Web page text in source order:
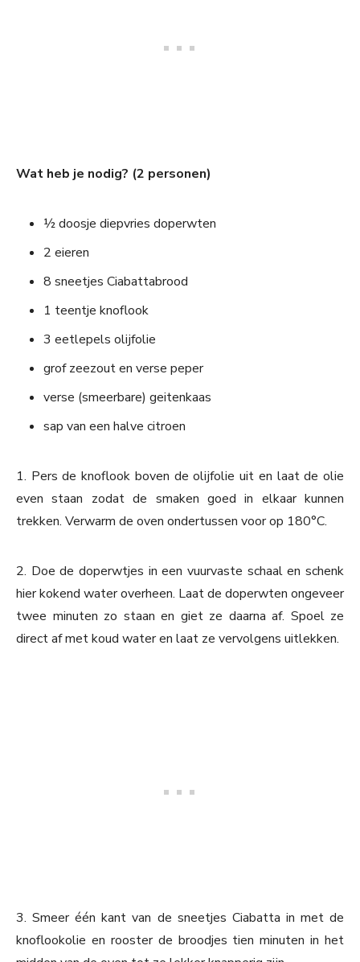
Wat heb je nodig? (2 personen)
½ doosje diepvries doperwten
2 eieren
8 sneetjes Ciabattabrood
1 teentje knoflook
3 eetlepels olijfolie
grof zeezout en verse peper
verse (smeerbare) geitenkaas
sap van een halve citroen
1. Pers de knoflook boven de olijfolie uit en laat de olie
even staan zodat de smaken goed in elkaar kunnen
trekken. Verwarm de oven ondertussen voor op 180°C.
2. Doe de doperwtjes in een vuurvaste schaal en schenk
hier kokend water overheen. Laat de doperwten ongeveer
twee minuten zo staan en giet ze daarna af. Spoel ze
direct af met koud water en laat ze vervolgens uitlekken.
3. Smeer één kant van de sneetjes Ciabatta in met de
knoflookolie en rooster de broodjes tien minuten in het